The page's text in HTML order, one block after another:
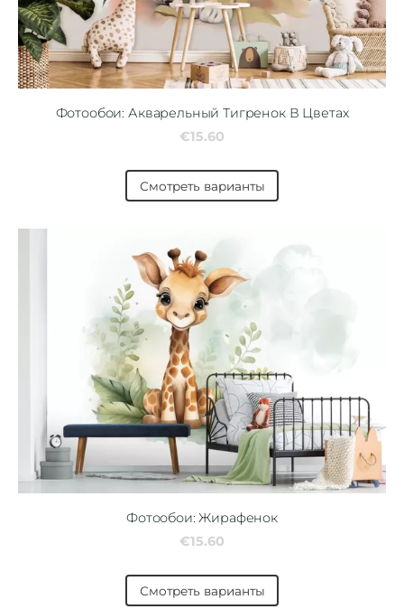
Фотообои: Акварельный Тигренок В Цветах
€15.60
Смотреть варианты
Фотообои: Жирафенок
€15.60
Смотреть варианты